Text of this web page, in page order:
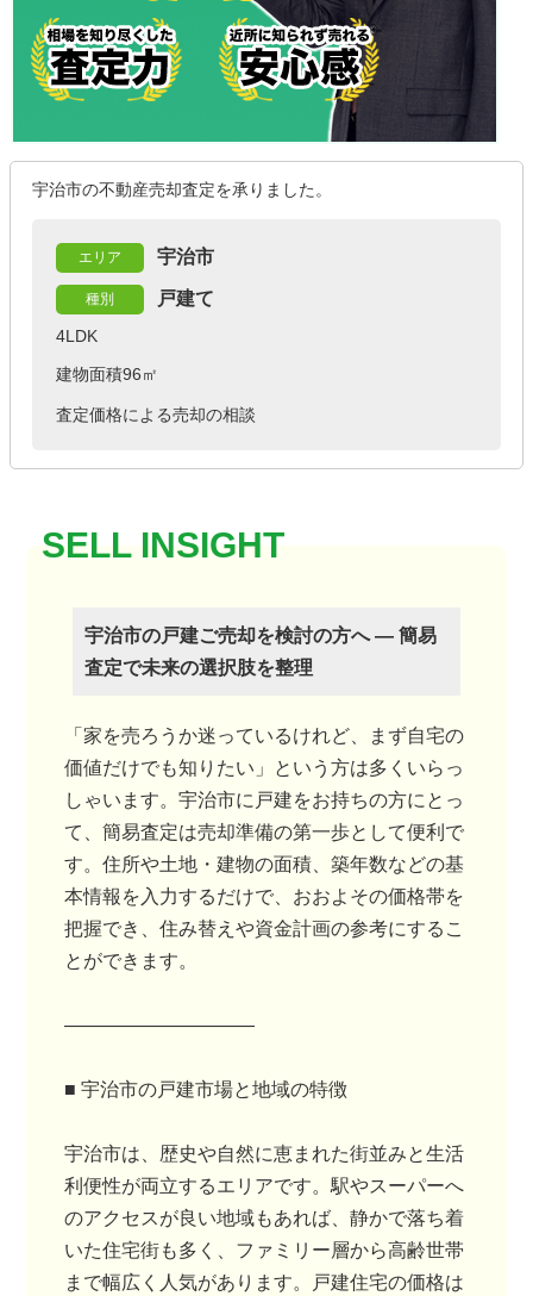
宇治市の不動産売却査定を承りました。
エリア 宇治市
種別 戸建て
4LDK
建物面積96㎡
査定価格による売却の相談
宇治市の戸建ご売却を検討の方へ ― 簡易
査定で未来の選択肢を整理
「家を売ろうか迷っているけれど、まず自宅の
価値だけでも知りたい」という方は多くいらっ
しゃいます。宇治市に戸建をお持ちの方にとっ
て、簡易査定は売却準備の第一歩として便利で
す。住所や土地・建物の面積、築年数などの基
本情報を入力するだけで、おおよその価格帯を
把握でき、住み替えや資金計画の参考にするこ
とができます。
――――――――――
■ 宇治市の戸建市場と地域の特徴
宇治市は、歴史や自然に恵まれた街並みと生活
利便性が両立するエリアです。駅やスーパーへ
のアクセスが良い地域もあれば、静かで落ち着
いた住宅街も多く、ファミリー層から高齢世帯
まで幅広く人気があります。戸建住宅の価格は